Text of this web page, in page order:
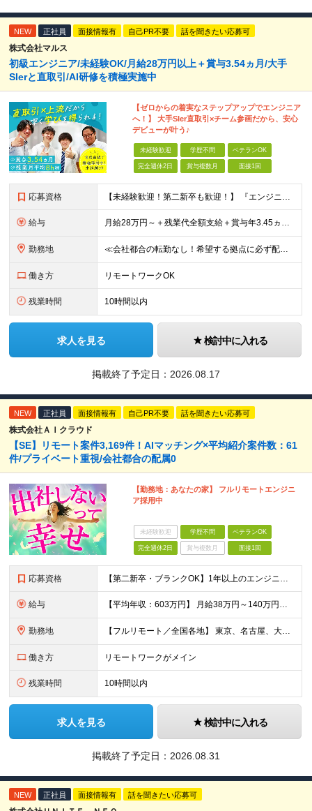
NEW 正社員 面接情報有 自己PR不要 話を聞きたい応募可
株式会社マルス
初級エンジニア/未経験OK/月給28万円以上＋賞与3.54ヵ月/大手
SIerと直取引/AI研修を積極実施中
【ゼロからの着実なステップアップでエンジニア
へ！】 大手SIer直取引×チーム参画だから、安心
デビューが叶う♪
未経験歓迎 学歴不問 ベテランOK
完全週休2日 賞与複数月 面接1回
応募資格 【未経験歓迎！第二新卒も歓迎！】 『エンジニアになりたい』意欲があれば歓迎です！ 以下のような方も尚歓迎です！ ・学生時代に情報系の学部で学んでいた方 ・ITスクールや独学でプログラミングを学んだこ
給与 月給28万円～＋残業代全額支給＋賞与年3.45ヵ月(東京) 月給25万円～＋残業代全額支給＋賞与年3.45ヵ月(新潟・長岡) 入社時想定年収： 392万円～ (東京) 350万円～ (新潟・長岡)
勤務地 ≪会社都合の転勤なし！希望する拠点に必ず配属します。新潟Uターン・Iターン大歓迎！≫ 首都圏(東京、神奈川、千葉、埼玉)または新潟市、長岡市周辺のお客様先または各拠点での勤務となります。 ■東京支社
働き方 リモートワークOK
残業時間 10時間以内
求人を見る 検討中に入れる
掲載終了予定日： 2026.08.17
NEW 正社員 面接情報有 自己PR不要 話を聞きたい応募可
株式会社ＡＩクラウド
【SE】リモート案件3,169件！AIマッチング×平均紹介案件数：61
件/プライベート重視/会社都合の配属0
【勤務地：あなたの家】 フルリモートエンジニ
ア採用中
未経験歓迎 学歴不問 ベテランOK
完全週休2日 賞与複数月 面接1回
応募資格 【第二新卒・ブランクOK】1年以上のエンジニア経験がある方(開発・インフラ・工程・言語一切不問） 文理・学歴不問 【歓迎条件】 ◆AI・クラウド案件に参画したい方 ◆下流工程から上流工程へステップア
給与 【平均年収：603万円】 月給38万円～140万円＋諸手当（経験者） 【平均年収603万円】 ※案件の契約内容や昇給額などはすべて開示します。 ※経験や能力を考慮し決定します。 ※月給には固定残業
勤務地 【フルリモート／全国各地】 東京、名古屋、大阪、福岡を中心とした全国のプロジェクトにアサイン。 ※プロジェクトは完全選択制です。 ※フルリモート、ハイブリッド型、常駐案件から自由に選択可能です。 ※転
働き方 リモートワークがメイン
残業時間 10時間以内
求人を見る 検討中に入れる
掲載終了予定日： 2026.08.31
NEW 正社員 面接情報有 話を聞きたい応募可